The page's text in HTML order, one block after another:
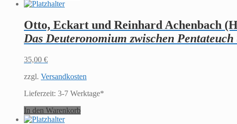
Otto, Eckart und Reinhard Achenbach
Das Deuteronomium zwischen
35,00 €
zzgl. Versandkosten
Lieferzeit: 3-7 Werktage*
In den Warenkorb